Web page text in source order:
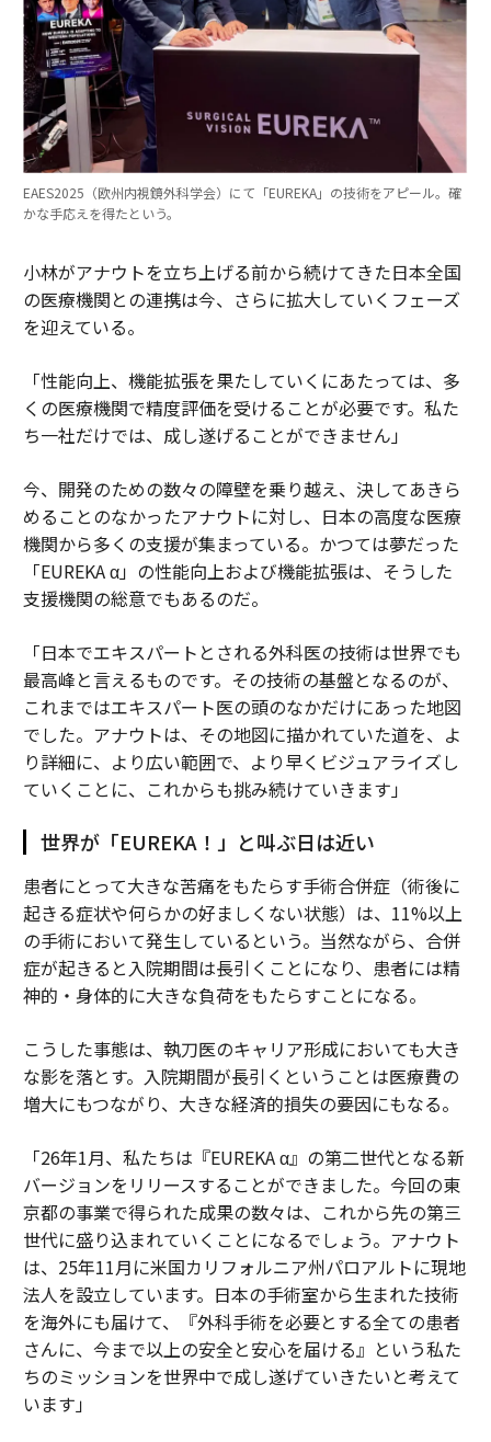
EAES2025（欧州内視鏡外科学会）にて「EUREKA」の技術をアピール。確
かな手応えを得たという。
小林がアナウトを立ち上げる前から続けてきた日本全国
の医療機関との連携は今、さらに拡大していくフェーズ
を迎えている。
「性能向上、機能拡張を果たしていくにあたっては、多
くの医療機関で精度評価を受けることが必要です。私た
ち一社だけでは、成し遂げることができません」
今、開発のための数々の障壁を乗り越え、決してあきら
めることのなかったアナウトに対し、日本の高度な医療
機関から多くの支援が集まっている。かつては夢だった
「EUREKA α」の性能向上および機能拡張は、そうした
支援機関の総意でもあるのだ。
「日本でエキスパートとされる外科医の技術は世界でも
最高峰と言えるものです。その技術の基盤となるのが、
これまではエキスパート医の頭のなかだけにあった地図
でした。アナウトは、その地図に描かれていた道を、よ
り詳細に、より広い範囲で、より早くビジュアライズし
ていくことに、これからも挑み続けていきます」
世界が「EUREKA！」と叫ぶ日は近い
患者にとって大きな苦痛をもたらす手術合併症（術後に
起きる症状や何らかの好ましくない状態）は、11%以上
の手術において発生しているという。当然ながら、合併
症が起きると入院期間は長引くことになり、患者には精
神的・身体的に大きな負荷をもたらすことになる。
こうした事態は、執刀医のキャリア形成においても大き
な影を落とす。入院期間が長引くということは医療費の
増大にもつながり、大きな経済的損失の要因にもなる。
「26年1月、私たちは『EUREKA α』の第二世代となる新
バージョンをリリースすることができました。今回の東
京都の事業で得られた成果の数々は、これから先の第三
世代に盛り込まれていくことになるでしょう。アナウト
は、25年11月に米国カリフォルニア州パロアルトに現地
法人を設立しています。日本の手術室から生まれた技術
を海外にも届けて、『外科⼿術を必要とする全ての患者
さんに、今まで以上の安全と安⼼を届ける』という私た
ちのミッションを世界中で成し遂げていきたいと考えて
います」